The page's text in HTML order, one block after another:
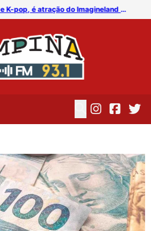
Lee Jin-hyuk, astro de K-pop, é atração do Imagineland On The Road 2026